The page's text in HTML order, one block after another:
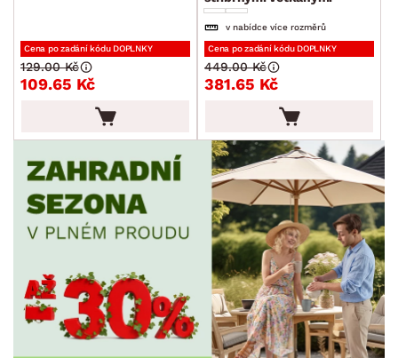
Cena po zadání kódu DOPLNKY
109.65 Kč
129.00 Kč
nitkami
v nabídce více rozměrů
Cena po zadání kódu DOPLNKY
381.65 Kč
449.00 Kč